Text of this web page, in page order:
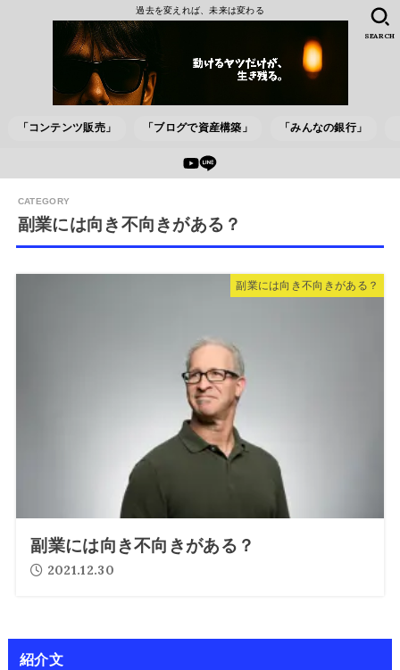
過去を変えれば、未来は変わる
「コンテンツ販売」 「ブログで資産構築」 「みんなの銀行」
SEARCH
副業には向き不向きがある？
副業には向き不向きがある？
副業には向き不向きがある？
2021.12.30
紹介文